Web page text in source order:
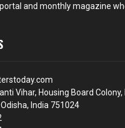
and monthly magazine
Vihar, Housing Board Colony,
India 751024